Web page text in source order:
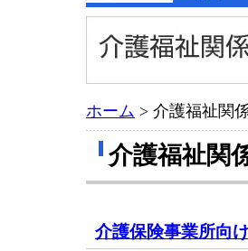
ホーム > 介護福祉関
介護福祉関
介護保険事業所向